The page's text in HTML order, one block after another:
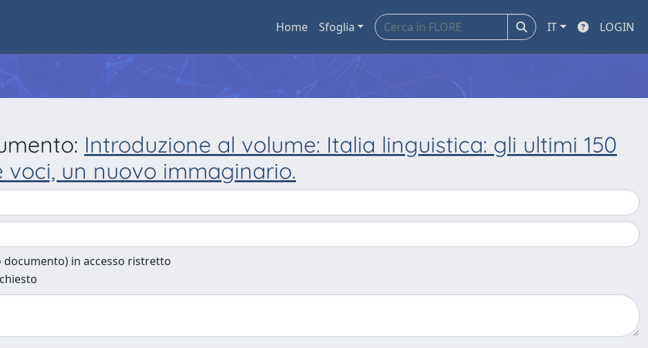
Home Sfoglia IT LOGIN
Introduzione al volume: Italia linguistica: gli ultimi 150
un nuovo immaginario.
in accesso ristretto